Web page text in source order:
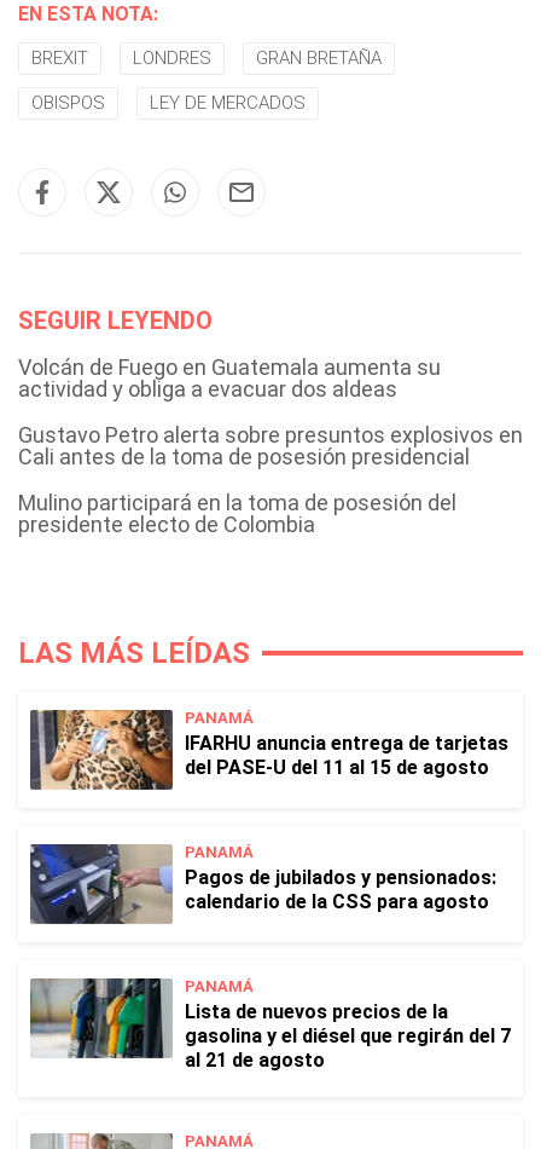
EN ESTA NOTA:
BREXIT LONDRES GRAN BRETAÑA
OBISPOS LEY DE MERCADOS
SEGUIR LEYENDO
Volcán de Fuego en Guatemala aumenta su
actividad y obliga a evacuar dos aldeas
Gustavo Petro alerta sobre presuntos explosivos en
Cali antes de la toma de posesión presidencial
Mulino participará en la toma de posesión del
presidente electo de Colombia
LAS MÁS LEÍDAS
PANAMÁ
IFARHU anuncia entrega de tarjetas
del PASE-U del 11 al 15 de agosto
PANAMÁ
Pagos de jubilados y pensionados:
calendario de la CSS para agosto
PANAMÁ
Lista de nuevos precios de la
gasolina y el diésel que regirán del 7
al 21 de agosto
PANAMÁ